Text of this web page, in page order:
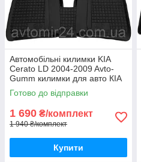
Автомобільні килимки KIA
Cerato LD 2004-2009 Avto-
Gumm килимки для авто КІА
Церато ЛД 2004-2009
Автогум
Готово до відправки
1 690 ₴/комплект
1 940 ₴/комплект
Купити